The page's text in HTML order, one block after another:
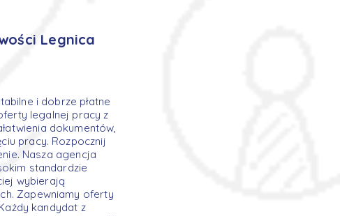
Legnica
i dobrze płatne
legalnej pracy z
dokumentów,
pracy. Rozpocznij
Nasza agencja
standardzie
wybierają
Zapewniamy oferty
kandydat z